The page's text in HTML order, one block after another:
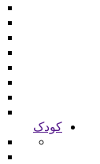
کودک